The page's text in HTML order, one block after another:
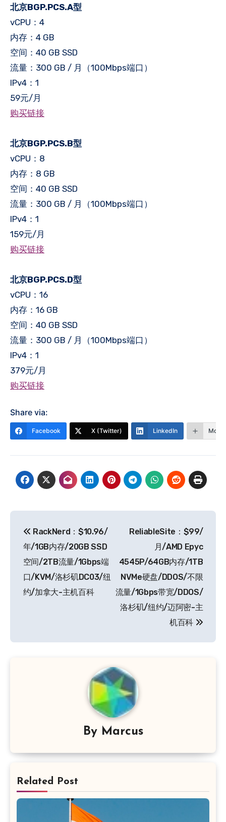
北京BGP.PCS.A型
vCPU：4
内存：4 GB
空间：40 GB SSD
流量：300 GB / 月（100Mbps端口）
IPv4：1
59元/月
购买链接
北京BGP.PCS.B型
vCPU：8
内存：8 GB
空间：40 GB SSD
流量：300 GB / 月（100Mbps端口）
IPv4：1
159元/月
购买链接
北京BGP.PCS.D型
vCPU：16
内存：16 GB
空间：40 GB SSD
流量：300 GB / 月（100Mbps端口）
IPv4：1
379元/月
购买链接
Share via:
Facebook X (Twitter) LinkedIn More
章
导
航
RackNerd：$10.96/
年/1GB内存/20GB SSD
空间/2TB流量/1Gbps端
口/KVM/洛杉矶DC03/纽
约/加拿大-主机百科
ReliableSite：$99/
月/AMD Epyc
4545P/64GB内存/1TB
NVMe硬盘/DDOS/不限
流量/1Gbps带宽/DDOS/
洛杉矶/纽约/迈阿密-主
机百科
By Marcus
Related Post